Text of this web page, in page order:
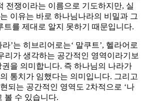
전쟁이라는 이름으로 기도하지만, 실
이유는 바로 하나님나라의 비밀과 그
트를 제대로 알지 못하기 때문입니다.
’는 히브리어로는‘ 말쿠트’, 헬라어로
리가 생각하는 공간적인 영역이라기보
을 의미합니다. 즉 하나님의 나라가
통치가 임했다는 의미입니다. 그리고
되는 공간적인 영역도 2차적으로 ‘나
볼 수 있습니다.